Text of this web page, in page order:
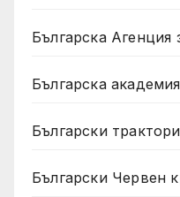
Българска
Българска
Български трактори
Български Червен